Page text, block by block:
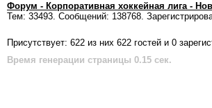
Форум - Корпоративная хоккейная лига -
Тем: 33493. Сообщений: 138768.
Присутствует: 622 из них 622 гостей и 0
Время генерации страницы 0.15 сек.